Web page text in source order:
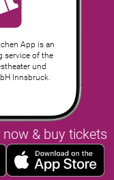
App is an
service of the
und
Innsbruck.
& buy tickets